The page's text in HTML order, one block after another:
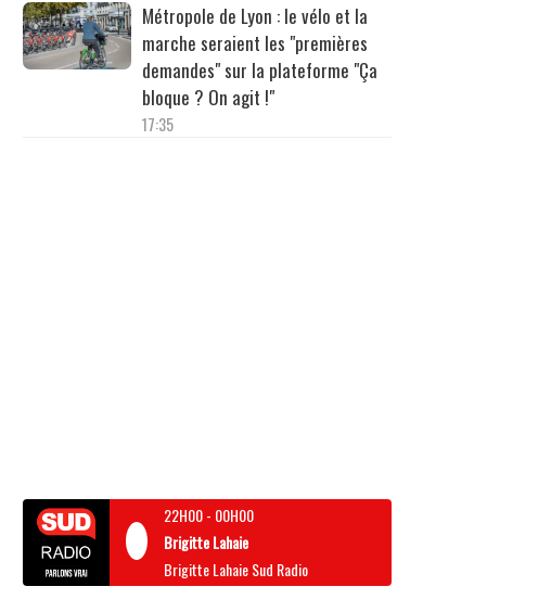
Métropole de Lyon : le vélo et la
marche seraient les "premières
demandes" sur la plateforme "Ça
bloque ? On agit !"
17:35
22H00- 00H00
Brigitte Lahaie
Brigitte Lahaie Sud Radio